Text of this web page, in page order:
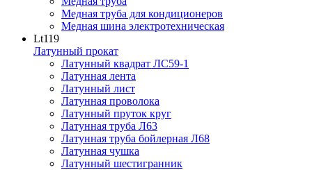
Медная труба для кондиционеров
Медная шина электротехническая
Lt119
Латунный прокат
Латунный квадрат ЛС59-1
Латунная лента
Латунный лист
Латунная проволока
Латунный пруток круг
Латунная труба Л63
Латунная труба бойлерная Л68
Латунная чушка
Латунный шестигранник